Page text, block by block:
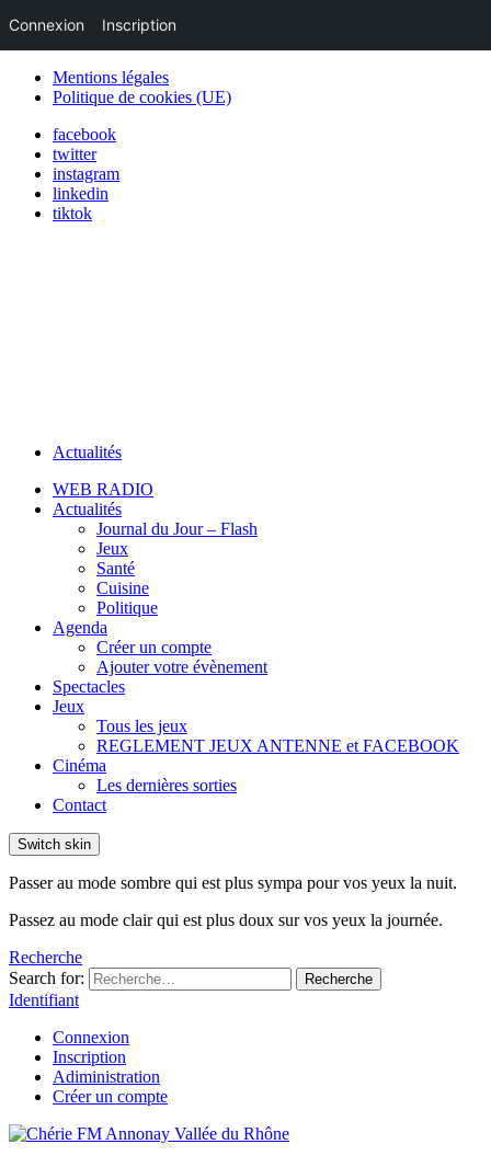
Mentions légales
Politique de cookies (UE)
facebook
twitter
instagram
linkedin
tiktok
Actualités
WEB RADIO
Actualités
Journal du Jour – Flash
Jeux
Santé
Cuisine
Politique
Agenda
Créer un compte
Ajouter votre évènement
Spectacles
Jeux
Tous les jeux
REGLEMENT JEUX ANTENNE et FACEBOOK
Cinéma
Les dernières sorties
Contact
Switch skin
Passer au mode sombre qui est plus sympa pour vos yeux la nuit.
Passez au mode clair qui est plus doux sur vos yeux la journée.
Recherche
Search for:
Recherche
Identifiant
Connexion
Inscription
Adiministration
Créer un compte
Connexion Inscription